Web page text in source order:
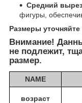
Средний
фигуры,
Размеры
Внимание!
не подлежит,
размер.
NAME
возраст